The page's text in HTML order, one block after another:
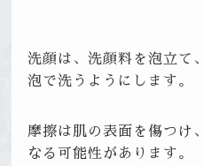
洗顔は、洗顔料を泡立て
泡で洗うようにします。
摩擦は肌の表面を傷つけ
なる可能性があります。